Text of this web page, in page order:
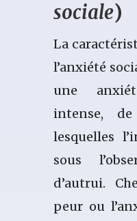
sociale)
La
l’anxiété
une
intense,
lesquelles
sous
d’autrui.
peur ou